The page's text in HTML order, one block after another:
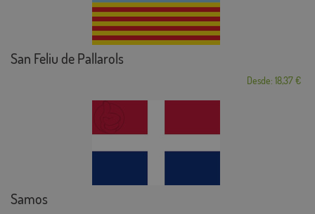
San Feliu de Pallarols
Desde: 18,37 €
Samos